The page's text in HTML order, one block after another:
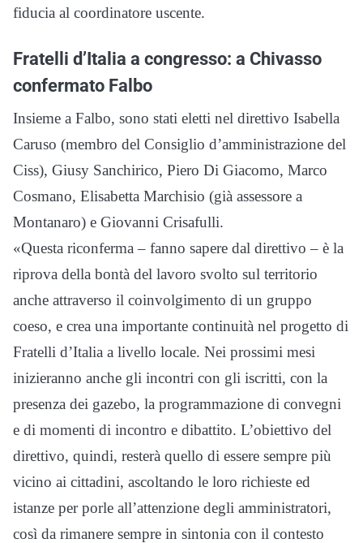
fiducia al coordinatore uscente.
Fratelli d’Italia a congresso: a Chivasso
confermato Falbo
Insieme a Falbo, sono stati eletti nel direttivo Isabella
Caruso (membro del Consiglio d’amministrazione del
Ciss), Giusy Sanchirico, Piero Di Giacomo, Marco
Cosmano, Elisabetta Marchisio (già assessore a
Montanaro) e Giovanni Crisafulli.
«Questa riconferma – fanno sapere dal direttivo – è la
riprova della bontà del lavoro svolto sul territorio
anche attraverso il coinvolgimento di un gruppo
coeso, e crea una importante continuità nel progetto di
Fratelli d’Italia a livello locale. Nei prossimi mesi
inizieranno anche gli incontri con gli iscritti, con la
presenza dei gazebo, la programmazione di convegni
e di momenti di incontro e dibattito. L’obiettivo del
direttivo, quindi, resterà quello di essere sempre più
vicino ai cittadini, ascoltando le loro richieste ed
istanze per porle all’attenzione degli amministratori,
così da rimanere sempre in sintonia con il contesto